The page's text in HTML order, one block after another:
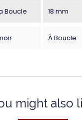
Boucle 18 mm
À Boucle
might also